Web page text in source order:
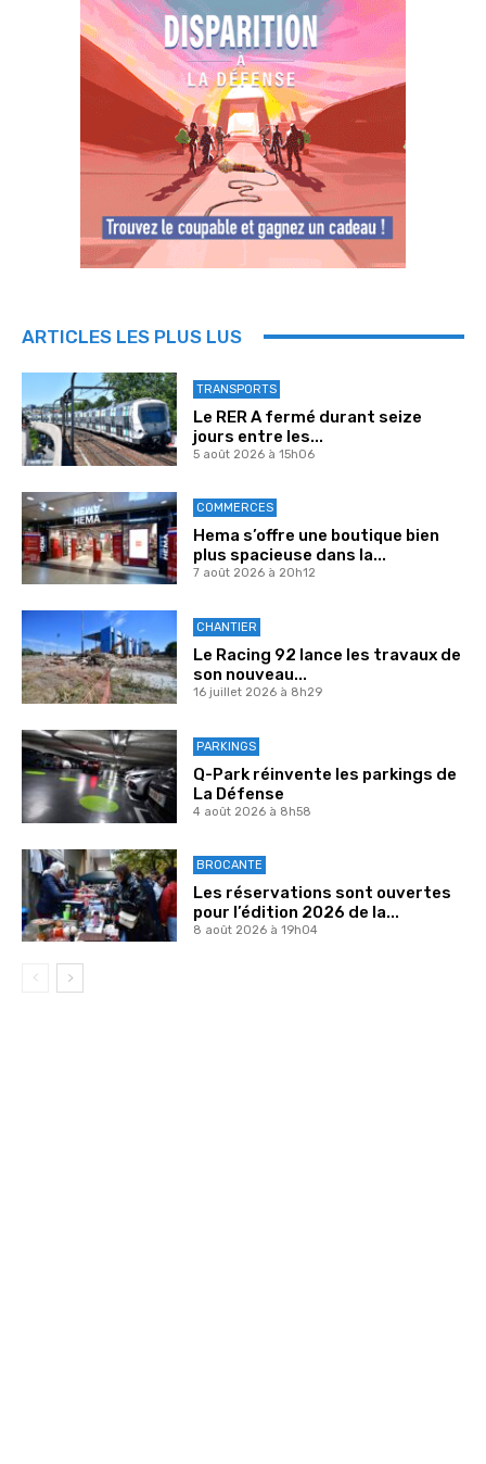
ARTICLES LES PLUS LUS
TRANSPORTS
Le RER A fermé durant seize
jours entre les...
5 août 2026 à 15h06
COMMERCES
Hema s’offre une boutique bien
plus spacieuse dans la...
7 août 2026 à 20h12
CHANTIER
Le Racing 92 lance les travaux de
son nouveau...
16 juillet 2026 à 8h29
PARKINGS
Q-Park réinvente les parkings de
La Défense
4 août 2026 à 8h58
BROCANTE
Les réservations sont ouvertes
pour l’édition 2026 de la...
8 août 2026 à 19h04